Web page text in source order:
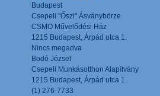
Budapest
Csepeli "Őszi" Ásványbörze
CSMO Művelődési Ház
1215 Budapest, Árpád utca 1.
Nincs megadva
Bodó József
Csepeli Munkásotthon Alapítvány
1215 Budapest, Árpád utca 1.
(1) 276-7733